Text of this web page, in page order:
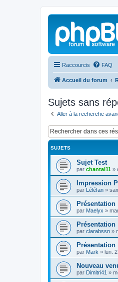
Raccourcis FAQ
Accueil du forum
Sujets sans
Aller à la recherche
SUJETS
Sujet Test
par chantal11 »
Impression
par Léléfan »
Présentation
par Maelyx »
Présentation
par clarabssn »
Présentation
par Mark » lun.
Nouveau
par Dimitri41 »